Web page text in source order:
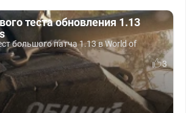
теста обновления 1.13
большого патча 1.13 в World of
3